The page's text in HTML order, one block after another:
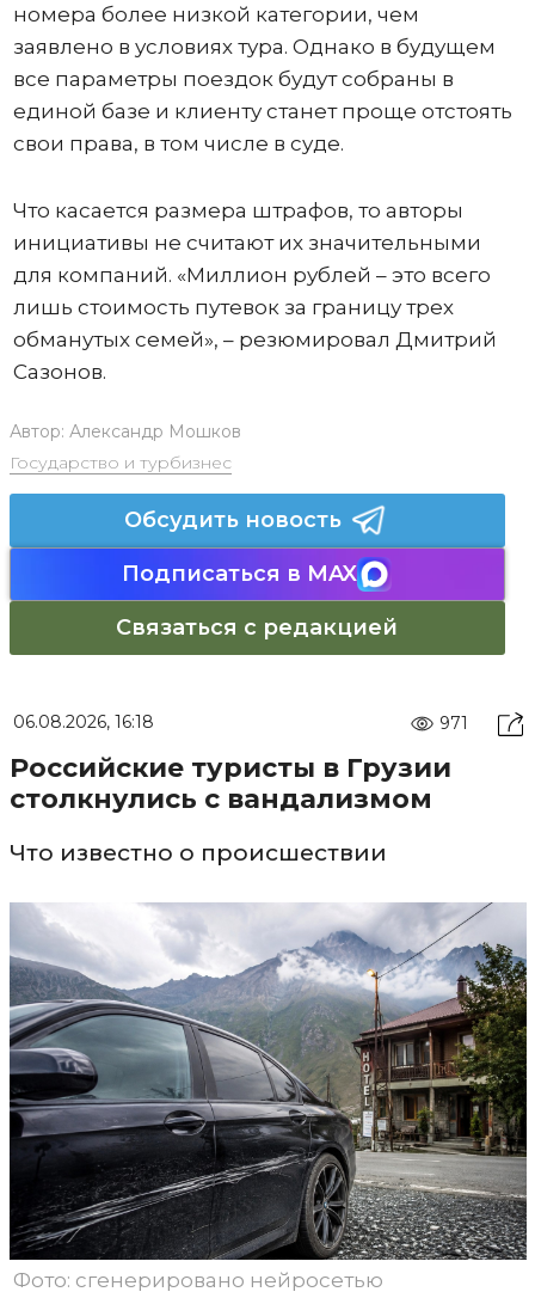
номера более низкой категории, чем
заявлено в условиях тура. Однако в будущем
все параметры поездок будут собраны в
единой базе и клиенту станет проще отстоять
свои права, в том числе в суде.
Что касается размера штрафов, то авторы
инициативы не считают их значительными
для компаний. «Миллион рублей – это всего
лишь стоимость путевок за границу трех
обманутых семей», – резюмировал Дмитрий
Сазонов.
Автор: Александр Мошков
Государство и турбизнес
Обсудить новость
Подписаться в MAX
Связаться с редакцией
06.08.2026, 16:18 971
Российские туристы в Грузии
столкнулись с вандализмом
Что известно о происшествии
Фото: сгенерировано нейросетью